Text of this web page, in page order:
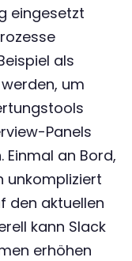
eingesetzt
als
um
Panels
an Bord,
unkompliziert
den aktuellen
kann Slack
erhöhen